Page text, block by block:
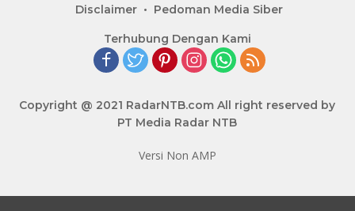
Disclaimer
Pedoman Media Siber
Terhubung Dengan Kami
Copyright @ 2021 RadarNTB.com All right reserved by
PT Media Radar NTB
Versi Non AMP